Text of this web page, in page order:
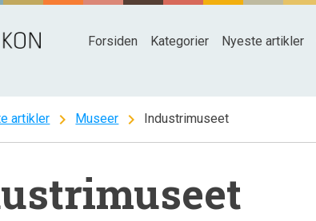
Forsiden Kategorier Nyeste artikler
artikler chevron_right Museer chevron_right Industrimuseet